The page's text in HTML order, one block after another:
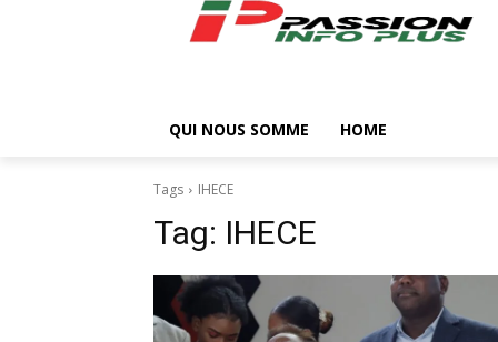
QUI NOUS SOMME HOME
Tags IHECE
Tag: IHECE